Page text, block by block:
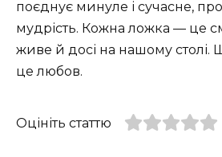
поєднує минуле і сучасне,
мудрість. Кожна ложка — це
живе й досі на нашому
це любов.
Оцініть статтю